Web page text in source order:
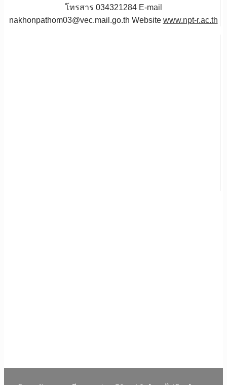
โทรสาร 034321284 E-mail
nakhonpathom03@vec.mail.go.th Website www.npt-r.ac.th